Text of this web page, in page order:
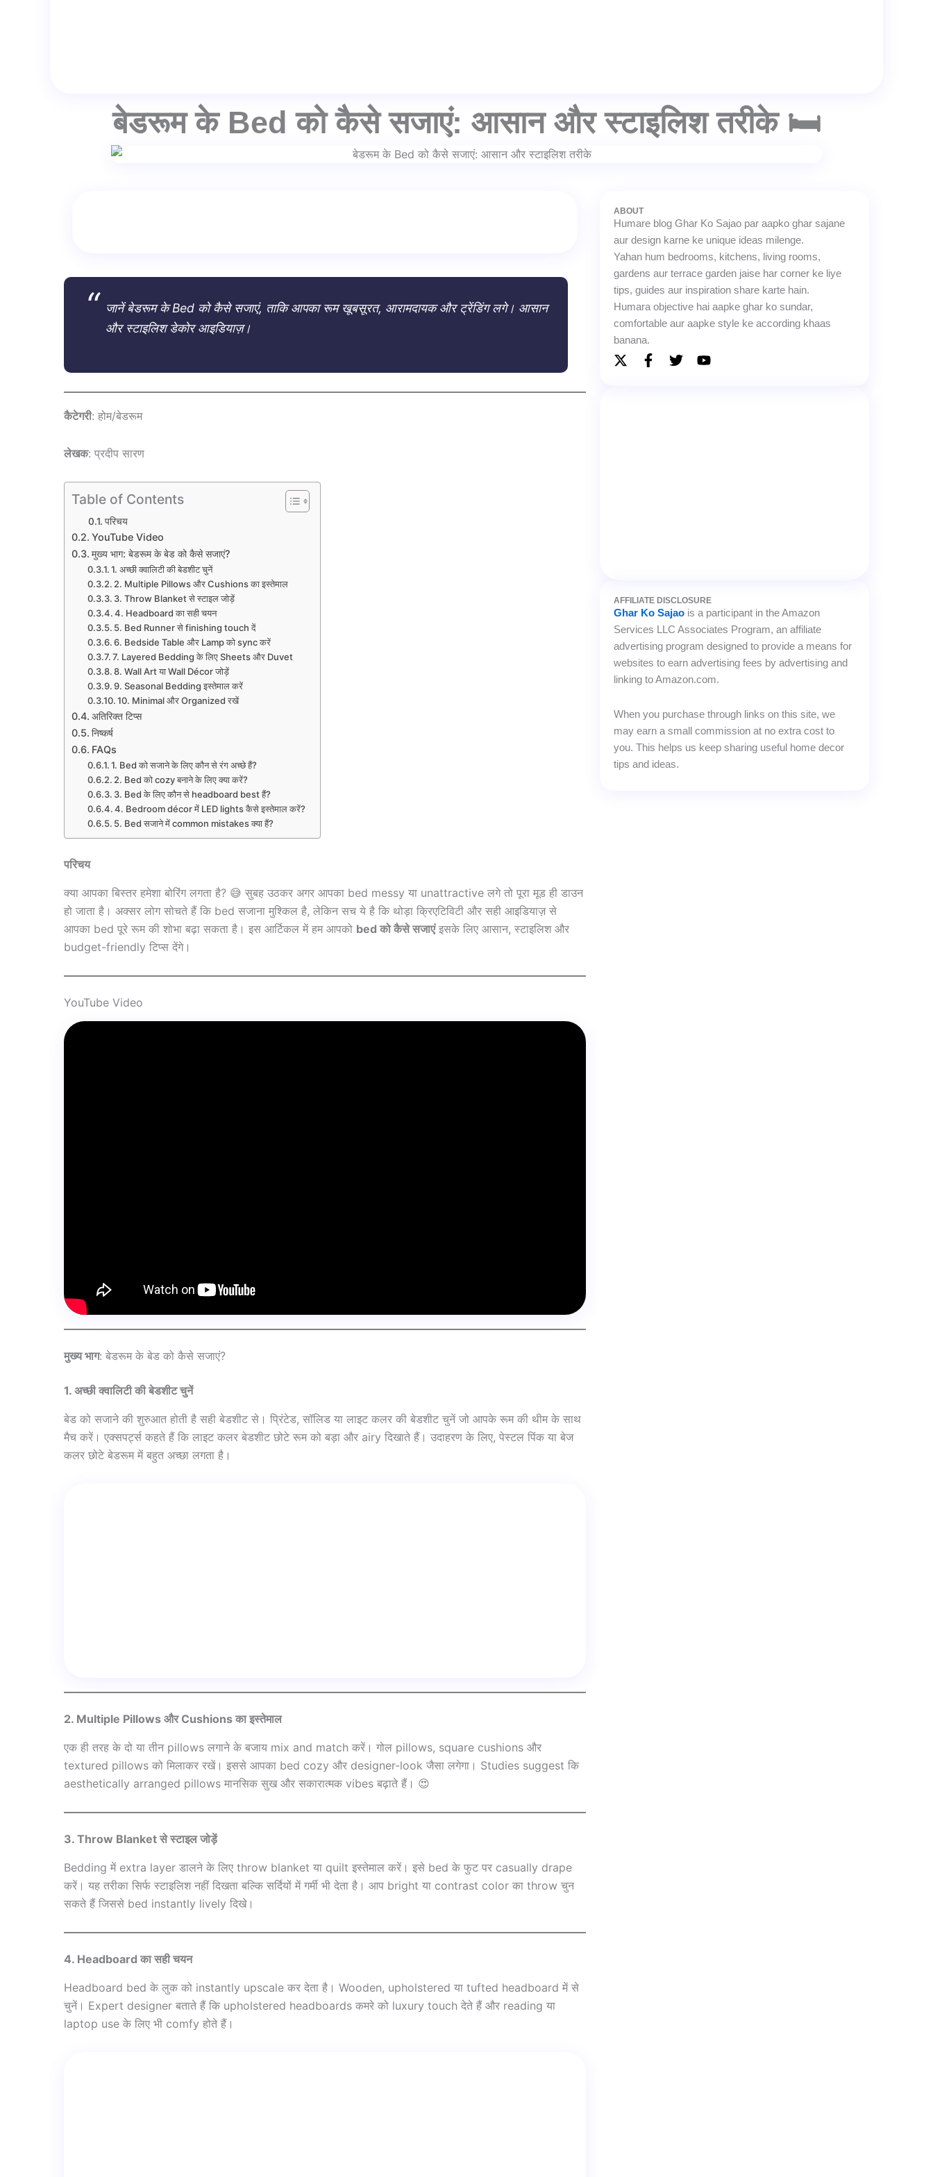
बेडरूम के Bed को कैसे सजाएं: आसान और स्टाइलिश तरीके 🛏️
जानें बेडरूम के Bed को कैसे सजाएं, ताकि आपका रूम खूबसूरत, आरामदायक और ट्रेंडिंग लगे। आसान
और स्टाइलिश डेकोर आइडियाज़।
कैटेगरी: होम/बेडरूम
लेखक: प्रदीप सारण
Table of Contents
परिचय
YouTube Video
मुख्य भाग: बेडरूम के बेड को कैसे सजाएं?
1. अच्छी क्वालिटी की बेडशीट चुनें
2. Multiple Pillows और Cushions का इस्तेमाल
3. Throw Blanket से स्टाइल जोड़ें
4. Headboard का सही चयन
5. Bed Runner से finishing touch दें
6. Bedside Table और Lamp को sync करें
7. Layered Bedding के लिए Sheets और Duvet
8. Wall Art या Wall Décor जोड़ें
9. Seasonal Bedding इस्तेमाल करें
10. Minimal और Organized रखें
अतिरिक्त टिप्स
निष्कर्ष
FAQs
1. Bed को सजाने के लिए कौन से रंग अच्छे हैं?
2. Bed को cozy बनाने के लिए क्या करें?
3. Bed के लिए कौन से headboard best हैं?
4. Bedroom décor में LED lights कैसे इस्तेमाल करें?
5. Bed सजाने में common mistakes क्या हैं?
परिचय
क्या आपका बिस्तर हमेशा बोरिंग लगता है? 😅 सुबह उठकर अगर आपका bed messy या unattractive लगे तो पूरा मूड ही डाउन
हो जाता है। अक्सर लोग सोचते हैं कि bed सजाना मुश्किल है, लेकिन सच ये है कि थोड़ा क्रिएटिविटी और सही आइडियाज़ से
आपका bed पूरे रूम की शोभा बढ़ा सकता है। इस आर्टिकल में हम आपको bed को कैसे सजाएंइसके लिए आसान, स्टाइलिश और
budget-friendly टिप्स देंगे।
YouTube Video
मुख्य भाग: बेडरूम के बेड को कैसे सजाएं?
1. अच्छी क्वालिटी की बेडशीट चुनें
बेड को सजाने की शुरुआत होती है सही बेडशीट से। प्रिंटेड, सॉलिड या लाइट कलर की बेडशीट चुनें जो आपके रूम की थीम के साथ
मैच करें। एक्सपर्ट्स कहते हैं कि लाइट कलर बेडशीट छोटे रूम को बड़ा और airy दिखाते हैं। उदाहरण के लिए, पेस्टल पिंक या बेज
कलर छोटे बेडरूम में बहुत अच्छा लगता है।
2. Multiple Pillows और Cushions का इस्तेमाल
एक ही तरह के दो या तीन pillows लगाने के बजाय mix and match करें। गोल pillows, square cushions और
textured pillows को मिलाकर रखें। इससे आपका bed cozy और designer-look जैसा लगेगा। Studies suggest कि
aesthetically arranged pillows मानसिक सुख और सकारात्मक vibes बढ़ाते हैं। 😍
3. Throw Blanket से स्टाइल जोड़ें
Bedding में extra layer डालने के लिए throw blanket या quilt इस्तेमाल करें। इसे bed के फुट पर casually drape
करें। यह तरीका सिर्फ स्टाइलिश नहीं दिखता बल्कि सर्दियों में गर्मी भी देता है। आप bright या contrast color का throw चुन
सकते हैं जिससे bed instantly lively दिखे।
4. Headboard का सही चयन
Headboard bed के लुक को instantly upscale कर देता है। Wooden, upholstered या tufted headboard में से
चुनें। Expert designer बताते हैं कि upholstered headboards कमरे को luxury touch देते हैं और reading या
laptop use के लिए भी comfy होते हैं।
ABOUT
Humare blog Ghar Ko Sajao par aapko ghar sajane
aur design karne ke unique ideas milenge.
Yahan hum bedrooms, kitchens, living rooms,
gardens aur terrace garden jaise har corner ke liye
tips, guides aur inspiration share karte hain.
Humara objective hai aapke ghar ko sundar,
comfortable aur aapke style ke according khaas
banana.
X
F
T
Y
AFFILIATE DISCLOSURE
Ghar Ko Sajao is a participant in the Amazon
Services LLC Associates Program, an affiliate
advertising program designed to provide a means for
websites to earn advertising fees by advertising and
linking to Amazon.com.
When you purchase through links on this site, we
may earn a small commission at no extra cost to
you. This helps us keep sharing useful home decor
tips and ideas.